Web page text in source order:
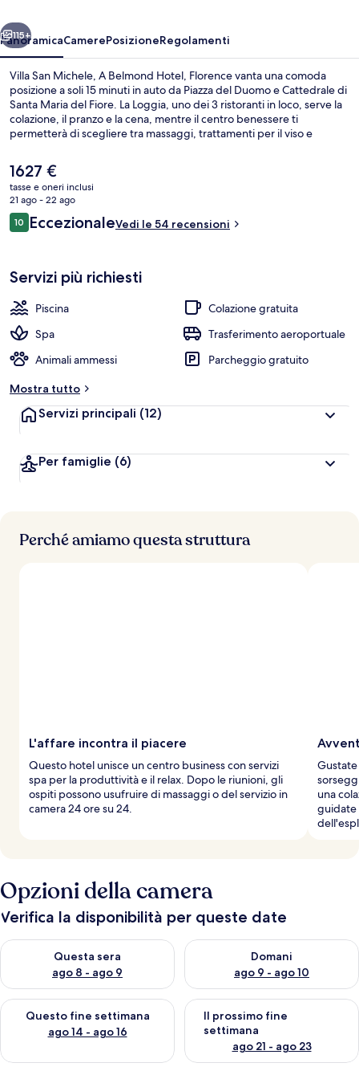
Hotel,
Florence
Avanti
115+
PanoramicaCamerePosizioneRegolamenti
Villa San Michele, A Belmond Hotel, Florence vanta una comoda
posizione a soli 15 minuti in auto da Piazza del Duomo e Cattedrale di
Santa Maria del Fiore. La Loggia, uno dei 3 ristoranti in loco, serve la
colazione, il pranzo e la cena, mentre il centro benessere ti
permetterà di scegliere tra massaggi, trattamenti per il viso e
piscina all'aperto, un bar/lounge e una palestra. Altri viaggiatori
apprezzano il servizio in camera della struttura.
Il
prezzo
attuale
è
1627 €
1627 €
tasse e oneri inclusi
21 ago - 22 ago
Recensioni
1010 su 10
EccezionaleVedi le 54 recensioni
Servizi più richiesti
Piscina
Colazione gratuita
Spa
Trasferimento aeroportuale
Animali ammessi
Parcheggio gratuito
Mostra tutto
Servizi principali (12)
Per famiglie (6)
Perché amiamo questa struttura
L'affare incontra il piacere
Questo hotel unisce un centro business con servizi
spa per la produttività e il relax. Dopo le riunioni, gli
ospiti possono usufruire di massaggi o del servizio in
camera 24 ore su 24.
una
guidate
Opzioni della camera
Verifica la disponibilità per queste date
Questa sera
ago 8 - ago 9
Verifica la disponibilità per questa sera, ago 8 - ago 9
Domani
ago 9 - ago 10
Verifica la disponibilità per
Questo fine settimana
ago 14 - ago 16
Verifica la disponibilità per questo fine settimana, ago 14 -
Il prossimo fine
settimana
ago 21 - ago 23
Verifica la disponibilità per il